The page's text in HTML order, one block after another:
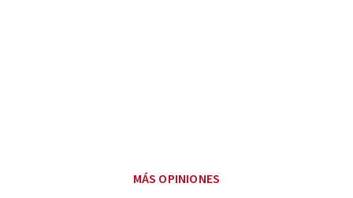
MÁS OPINIONES